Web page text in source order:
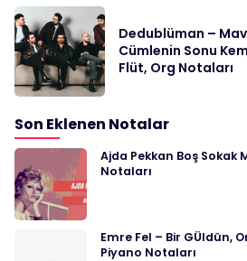
Dedublüman –
Cümlenin Sonu
Flüt, Org Notaları
Son Eklenen Notalar
Ajda Pekkan Boş Sokak
Notaları
Emre Fel – Bir GÜldün,
Piyano Notaları